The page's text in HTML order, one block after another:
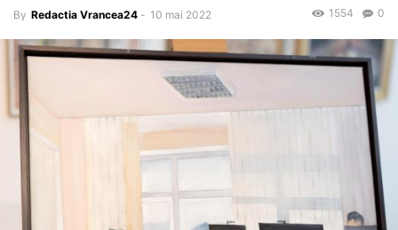
By Redactia Vrancea24 - 10 mai 2022 0
1554